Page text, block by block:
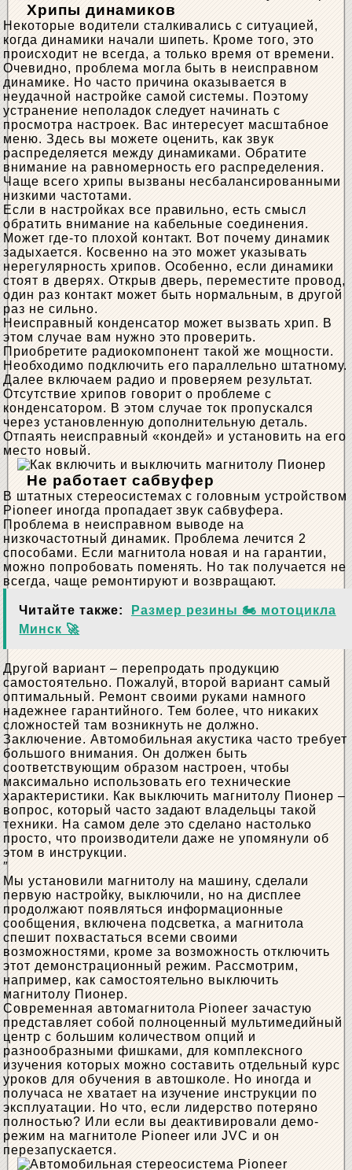
Хрипы динамиков
Некоторые водители сталкивались с ситуацией,
когда динамики начали шипеть. Кроме того, это
происходит не всегда, а только время от времени.
Очевидно, проблема могла быть в неисправном
динамике. Но часто причина оказывается в
неудачной настройке самой системы. Поэтому
устранение неполадок следует начинать с
просмотра настроек. Вас интересует масштабное
меню. Здесь вы можете оценить, как звук
распределяется между динамиками. Обратите
внимание на равномерность его распределения.
Чаще всего хрипы вызваны несбалансированными
низкими частотами.
Если в настройках все правильно, есть смысл
обратить внимание на кабельные соединения.
Может где-то плохой контакт. Вот почему динамик
задыхается. Косвенно на это может указывать
нерегулярность хрипов. Особенно, если динамики
стоят в дверях. Открыв дверь, переместите провод,
один раз контакт может быть нормальным, в другой
раз не сильно.
Неисправный конденсатор может вызвать хрип. В
этом случае вам нужно это проверить.
Приобретите радиокомпонент такой же мощности.
Необходимо подключить его параллельно штатному.
Далее включаем радио и проверяем результат.
Отсутствие хрипов говорит о проблеме с
конденсатором. В этом случае ток пропускался
через установленную дополнительную деталь.
Отпаять неисправный «кондей» и установить на его
место новый.
Не работает сабвуфер
В штатных стереосистемах с головным устройством
Pioneer иногда пропадает звук сабвуфера.
Проблема в неисправном выводе на
низкочастотный динамик. Проблема лечится 2
способами. Если магнитола новая и на гарантии,
можно попробовать поменять. Но так получается не
всегда, чаще ремонтируют и возвращают.
Читайте также:
Размер резины 🏍 мотоцикла
Минск 🚀
Другой вариант – перепродать продукцию
самостоятельно. Пожалуй, второй вариант самый
оптимальный. Ремонт своими руками намного
надежнее гарантийного. Тем более, что никаких
сложностей там возникнуть не должно.
Заключение. Автомобильная акустика часто требует
большого внимания. Он должен быть
соответствующим образом настроен, чтобы
максимально использовать его технические
характеристики. Как выключить магнитолу Пионер –
вопрос, который часто задают владельцы такой
техники. На самом деле это сделано настолько
просто, что производители даже не упомянули об
этом в инструкции.
Мы установили магнитолу на машину, сделали
первую настройку, выключили, но на дисплее
продолжают появляться информационные
сообщения, включена подсветка, а магнитола
спешит похвастаться всеми своими
возможностями, кроме за возможность отключить
этот демонстрационный режим. Рассмотрим,
например, как самостоятельно выключить
магнитолу Пионер.
Современная автомагнитола Pioneer зачастую
представляет собой полноценный мультимедийный
центр с большим количеством опций и
разнообразными фишками, для комплексного
изучения которых можно составить отдельный курс
уроков для обучения в автошколе. Но иногда и
получаса не хватает на изучение инструкции по
эксплуатации. Но что, если лидерство потеряно
полностью? Или если вы деактивировали демо-
режим на магнитоле Pioneer или JVC и он
перезапускается.